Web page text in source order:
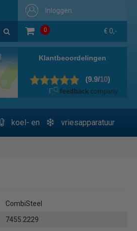
Inloggen
0 € 0,-
koel- en vriesapparatuur
CombiSteel
7455.2229